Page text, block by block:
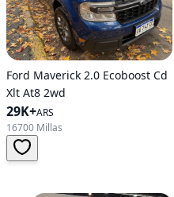
Ford Maverick 2.0 Ecoboost Cd
Xlt At8 2wd
29K+ARS
16700 Millas